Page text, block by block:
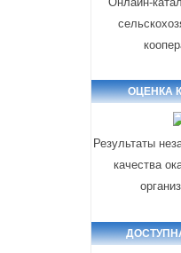
ОЦЕНКА
Результаты
качества